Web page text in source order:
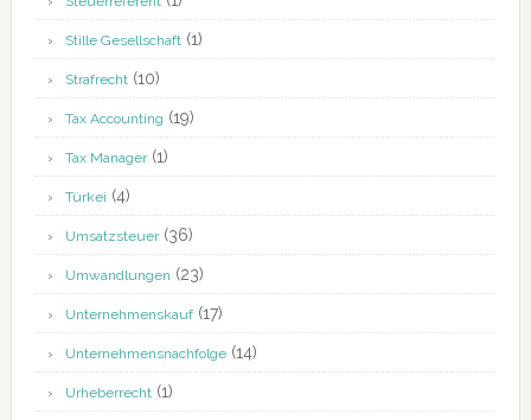
Stille Gesellschaft(1)
Strafrecht(10)
Tax Accounting (19)
Tax Manager(1)
Türkei (4)
Umsatzsteuer(36)
Umwandlungen (23)
Unternehmenskauf(17)
Unternehmensnachfolge(14)
Urheberrecht(1)